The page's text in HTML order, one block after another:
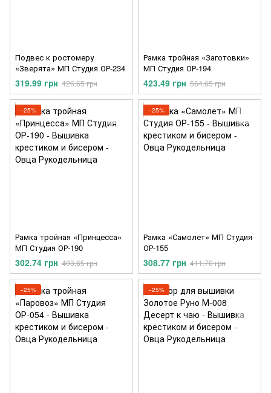
Подвес к ростомеру
«Зверята» МП Студия ОР-234
319.99 грн 426.65 грн
Рамка тройная «Заготовки»
МП Студия ОР-194
423.49 грн 564.65 грн
−25%
Рамка тройная «Принцесса»
МП Студия ОР-190
302.74 грн 403.65 грн
−25%
Рамка «Самолет» МП Студия
ОР-155
308.77 грн 411.70 грн
−25% −25%